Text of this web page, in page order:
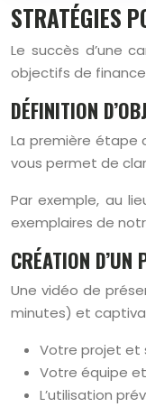
STRATÉGIES
Le succès d’une
objectifs de
DÉFINITION
La première étape
vous permet de
Par exemple, au
exemplaires de
CRÉATION D’UN
Une vidéo de
minutes) et
Votre projet et
Votre équipe
L’utilisation